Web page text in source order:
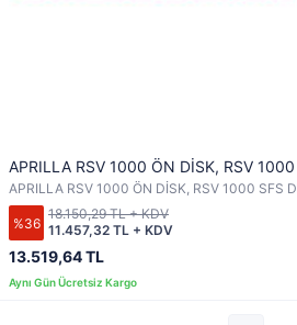
APRILLA RSV 1000 ÖN DİSK, RSV
APRILLA RSV 1000 ÖN DİSK, RSV 1000 SFS
%36
13.519,64 TL
11.457,32 TL + KDV
18.150,29 TL + KDV